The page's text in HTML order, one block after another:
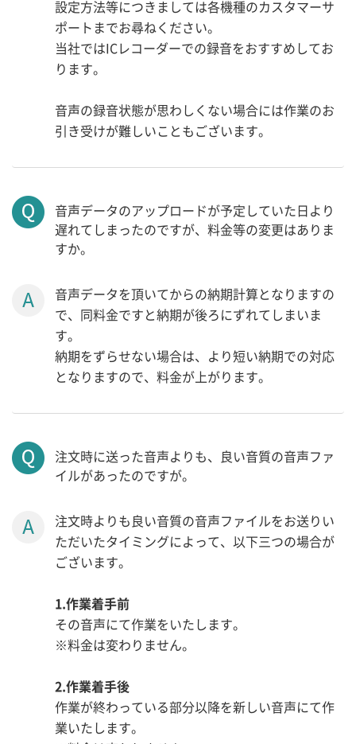
設定方法等につきましては各機種のカスタマーサ
ポートまでお尋ねください。
当社ではICレコーダーでの録音をおすすめしてお
ります。
音声の録音状態が思わしくない場合には作業のお
引き受けが難しいこともございます。
音声データのアップロードが予定していた日より
遅れてしまったのですが、料金等の変更はありま
すか。
音声データを頂いてからの納期計算となりますの
で、同料金ですと納期が後ろにずれてしまいま
す。
納期をずらせない場合は、より短い納期での対応
となりますので、料金が上がります。
注文時に送った音声よりも、良い音質の音声ファ
イルがあったのですが。
注文時よりも良い音質の音声ファイルをお送りい
ただいたタイミングによって、以下三つの場合が
ございます。
1.作業着手前
その音声にて作業をいたします。
※料金は変わりません。
2.作業着手後
作業が終わっている部分以降を新しい音声にて作
業いたします。